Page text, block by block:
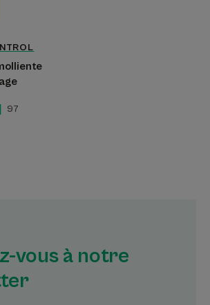
4.9
/5
97
vous à notre